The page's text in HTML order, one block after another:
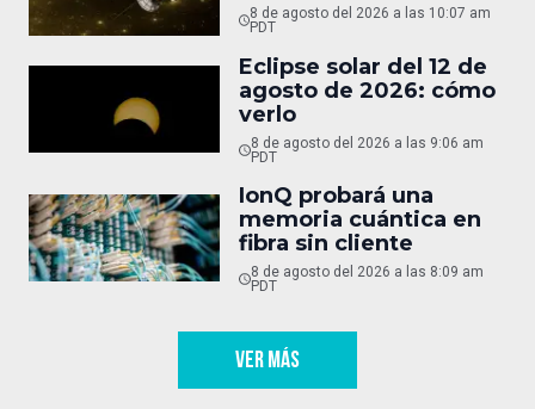
8 de agosto del 2026 a las 10:07 am
PDT
Eclipse solar del 12 de
agosto de 2026: cómo
verlo
8 de agosto del 2026 a las 9:06 am
PDT
IonQ probará una
memoria cuántica en
fibra sin cliente
8 de agosto del 2026 a las 8:09 am
PDT
VER MÁS